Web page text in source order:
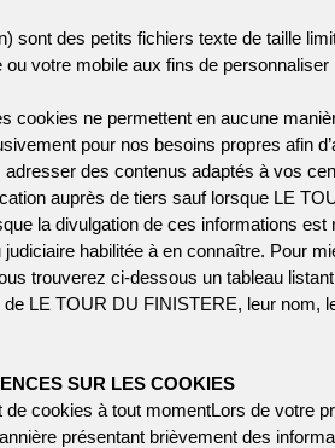
sont des petits fichiers texte de taille
votre mobile aux fins de
cookies ne permettent en aucune
pour nos besoins propres afin
des contenus adaptés à vos
auprès de tiers sauf lorsque LE
la divulgation de ces informations est
habilitée à en connaître. Pour
trouverez ci-dessous un tableau
LE TOUR DU FINISTERE, leur nom,
SUR LES COOKIES
cookies à tout momentLors de votre
présentant brièvement des